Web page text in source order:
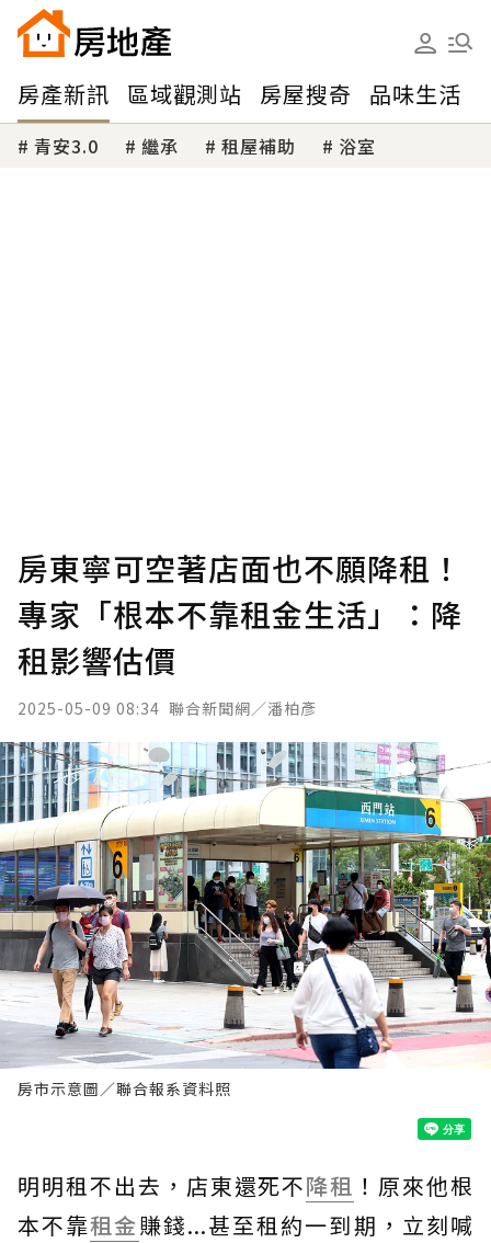
房產新訊 區域觀測站 房屋搜奇 品味生活
青安3.0 繼承 租屋補助 浴室
房東寧可空著店面也不願降租！
專家「根本不靠租金生活」：降
租影響估價
2025-05-09 08:34 聯合新聞網／潘柏彥
房市示意圖／聯合報系資料照
明明租不出去，店東還死不降租 ！原來他根
本不靠租金賺錢...甚至租約一到期，立刻喊